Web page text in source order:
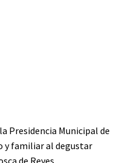
Presidencia Municipal de
y familiar al degustar